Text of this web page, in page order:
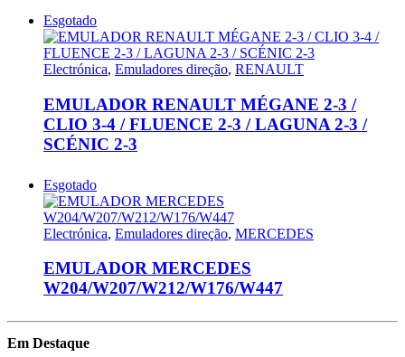
Esgotado
Electrónica, Emuladores direção, RENAULT
EMULADOR RENAULT MÉGANE 2-3 /
CLIO 3-4 / FLUENCE 2-3 / LAGUNA 2-3 /
SCÉNIC 2-3
Esgotado
Electrónica, Emuladores direção, MERCEDES
EMULADOR MERCEDES
W204/W207/W212/W176/W447
Em Destaque